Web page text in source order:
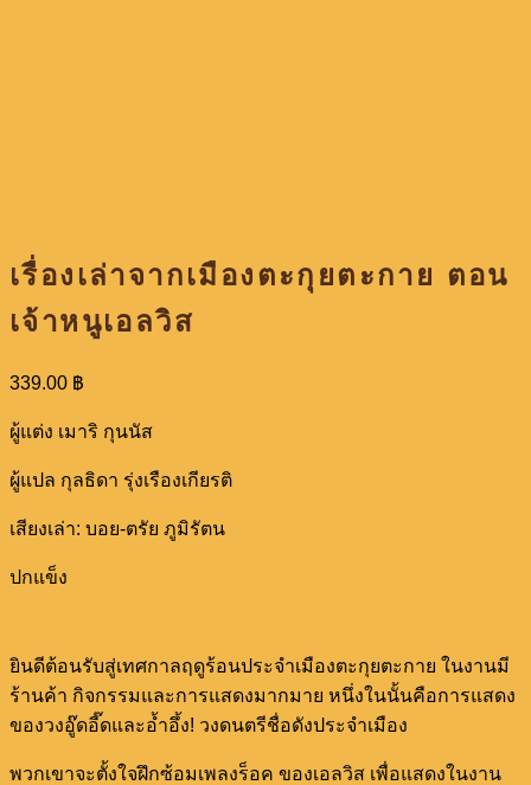
เรื่องเล่าจากเมืองตะกุยตะกาย ตอน
เจ้าหนูเอลวิส
339.00 ฿
ผู้แต่ง เมาริ กุนนัส
ผู้แปล กุลธิดา รุ่งเรืองเกียรติ
เสียงเล่า: บอย-ตรัย ภูมิรัตน
ปกแข็ง
ยินดีต้อนรับสู่เทศกาลฤดูร้อนประจำเมืองตะกุยตะกาย ในงานมี
ร้านค้า กิจกรรมและการแสดงมากมาย หนึ่งในนั้นคือการแสดง
ของวงอู๊ดอี๊ดและอ้ำอึ้ง! วงดนตรีชื่อดังประจำเมือง
พวกเขาจะตั้งใจฝึกซ้อมเพลงร็อค ของเอลวิส เพื่อแสดงในงาน